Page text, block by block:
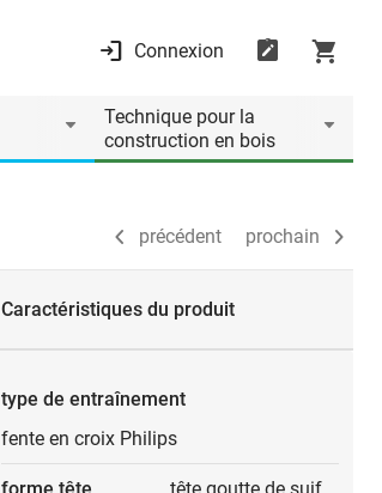
Connexion
Technique pour la
construction en bois
précédent prochain
précédent prochain
Caractéristiques du produit
type de entraînement
fente en croix Philips